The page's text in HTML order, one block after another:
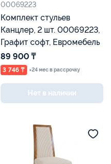
00069223
Комплект стульев
Канцлер, 2 шт. 00069223,
Графит софт, Евромебель
89 900 ₸
3 746 ₸ ×24 мес в рассрочку
Нет в наличии